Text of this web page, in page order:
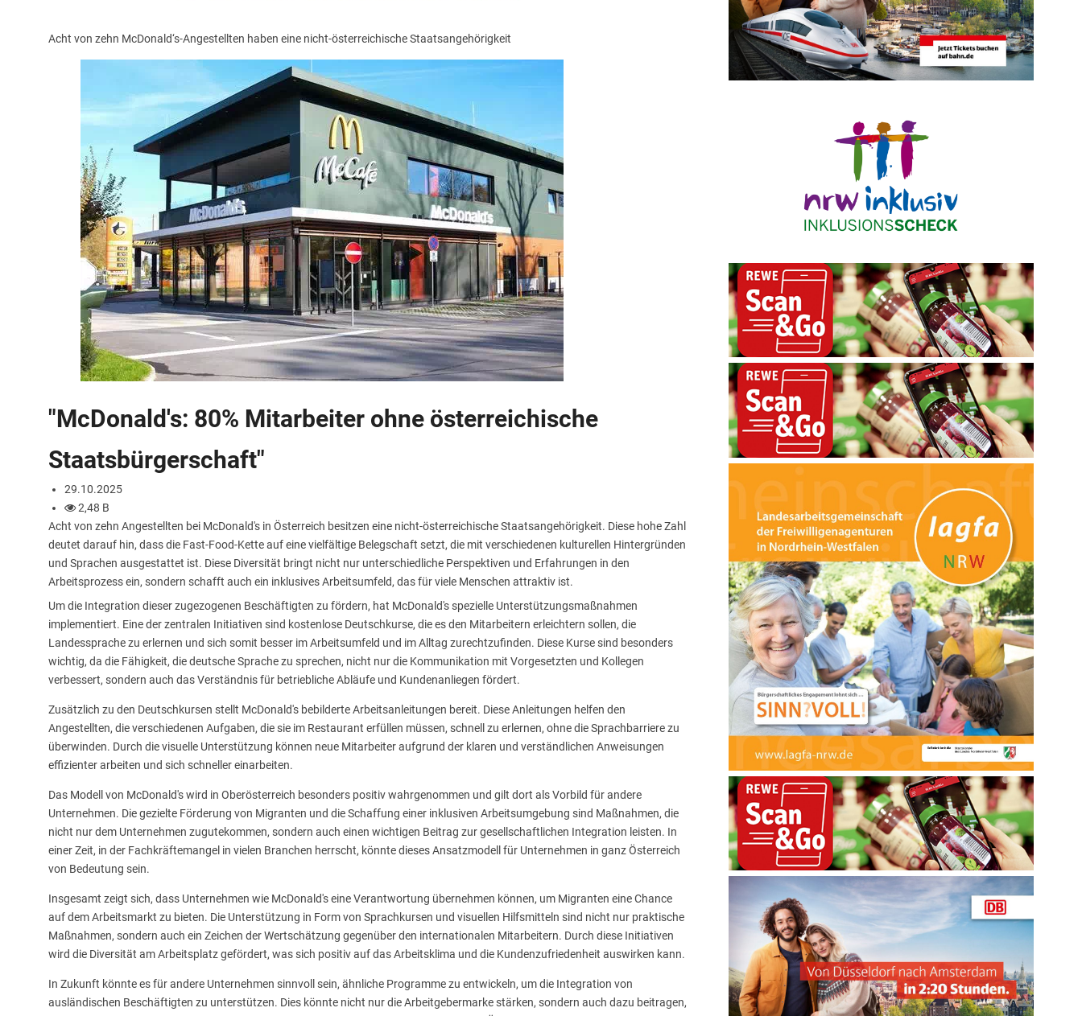
Acht von zehn McDonald‘s-Angestellten haben eine nicht-österreichische Staatsangehörigkeit
"McDonald's: 80% Mitarbeiter ohne österreichische
Staatsbürgerschaft"
29.10.2025
2,48 B
Acht von zehn Angestellten bei McDonald's in Österreich besitzen eine nicht-österreichische Staatsangehörigkeit. Diese hohe Zahl
deutet darauf hin, dass die Fast-Food-Kette auf eine vielfältige Belegschaft setzt, die mit verschiedenen kulturellen Hintergründen
und Sprachen ausgestattet ist. Diese Diversität bringt nicht nur unterschiedliche Perspektiven und Erfahrungen in den
Arbeitsprozess ein, sondern schafft auch ein inklusives Arbeitsumfeld, das für viele Menschen attraktiv ist.
Um die Integration dieser zugezogenen Beschäftigten zu fördern, hat McDonald's spezielle Unterstützungsmaßnahmen
implementiert. Eine der zentralen Initiativen sind kostenlose Deutschkurse, die es den Mitarbeitern erleichtern sollen, die
Landessprache zu erlernen und sich somit besser im Arbeitsumfeld und im Alltag zurechtzufinden. Diese Kurse sind besonders
wichtig, da die Fähigkeit, die deutsche Sprache zu sprechen, nicht nur die Kommunikation mit Vorgesetzten und Kollegen
verbessert, sondern auch das Verständnis für betriebliche Abläufe und Kundenanliegen fördert.
Zusätzlich zu den Deutschkursen stellt McDonald's bebilderte Arbeitsanleitungen bereit. Diese Anleitungen helfen den
Angestellten, die verschiedenen Aufgaben, die sie im Restaurant erfüllen müssen, schnell zu erlernen, ohne die Sprachbarriere zu
überwinden. Durch die visuelle Unterstützung können neue Mitarbeiter aufgrund der klaren und verständlichen Anweisungen
effizienter arbeiten und sich schneller einarbeiten.
Das Modell von McDonald's wird in Oberösterreich besonders positiv wahrgenommen und gilt dort als Vorbild für andere
Unternehmen. Die gezielte Förderung von Migranten und die Schaffung einer inklusiven Arbeitsumgebung sind Maßnahmen, die
nicht nur dem Unternehmen zugutekommen, sondern auch einen wichtigen Beitrag zur gesellschaftlichen Integration leisten. In
einer Zeit, in der Fachkräftemangel in vielen Branchen herrscht, könnte dieses Ansatzmodell für Unternehmen in ganz Österreich
von Bedeutung sein.
Insgesamt zeigt sich, dass Unternehmen wie McDonald's eine Verantwortung übernehmen können, um Migranten eine Chance
auf dem Arbeitsmarkt zu bieten. Die Unterstützung in Form von Sprachkursen und visuellen Hilfsmitteln sind nicht nur praktische
Maßnahmen, sondern auch ein Zeichen der Wertschätzung gegenüber den internationalen Mitarbeitern. Durch diese Initiativen
wird die Diversität am Arbeitsplatz gefördert, was sich positiv auf das Arbeitsklima und die Kundenzufriedenheit auswirken kann.
In Zukunft könnte es für andere Unternehmen sinnvoll sein, ähnliche Programme zu entwickeln, um die Integration von
ausländischen Beschäftigten zu unterstützen. Dies könnte nicht nur die Arbeitgebermarke stärken, sondern auch dazu beitragen,